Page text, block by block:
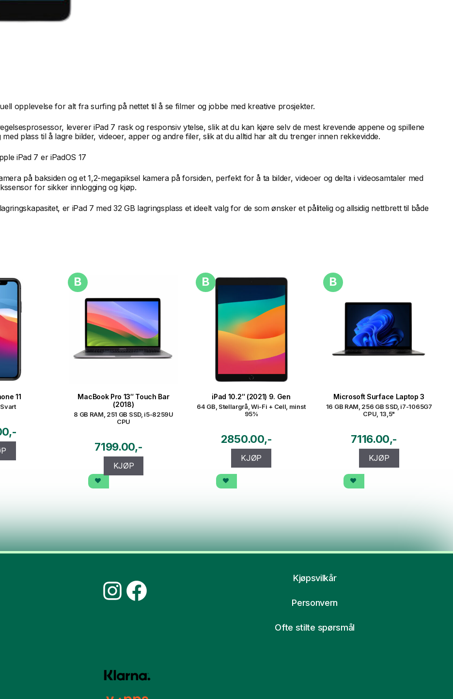
opplevelse for alt fra surfing på nettet til å se filmer og jobbe med kreative prosjekter.
leverer iPad 7 rask og responsiv ytelse, slik at du kan kjøre selv de mest krevende appene og spillene
plass til å lagre bilder, videoer, apper og andre filer, slik at du alltid har alt du trenger innen rekkevidde.
iPad 7 er iPadOS 17
på baksiden og et 1,2-megapiksel kamera på forsiden, perfekt for å ta bilder, videoer og delta i videosamtaler med
for sikker innlogging og kjøp.
er iPad 7 med 32 GB lagringsplass et ideelt valg for de som ønsker et pålitelig og allsidig nettbrett til både
11
B
MacBook Pro 13″ Touch Bar
(2018)
8 GB RAM, 251 GB SSD, i5-8259U
CPU
7199.00
KJØP
B
iPad 10.2″ (2021) 9. Gen
64 GB, Stellargrå, Wi-Fi + Cell, minst
95%
2850.00
KJØP
B
Microsoft Surface Laptop 3
16 GB RAM, 256 GB SSD, i7-1065G7
CPU, 13,5"
7116.00
KJØP
Instagram
Facebook Kjøpsvilkår
Personvern
Ofte stilte spørsmål